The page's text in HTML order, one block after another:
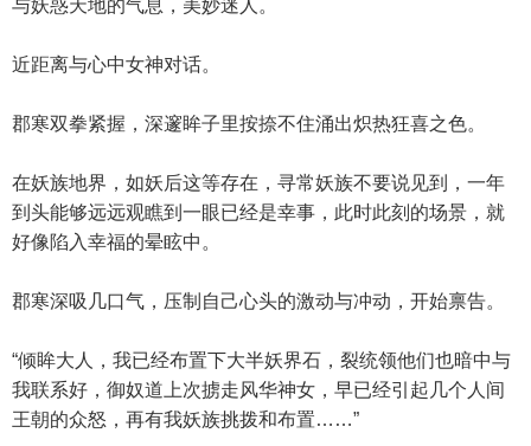
与妖惑天地的气息，美妙迷人。
近距离与心中女神对话。
郡寒双拳紧握，深邃眸子里按捺不住涌出炽热狂喜之色。
在妖族地界，如妖后这等存在，寻常妖族不要说见到，一年
到头能够远远观瞧到一眼已经是幸事，此时此刻的场景，就
好像陷入幸福的晕眩中。
郡寒深吸几口气，压制自己心头的激动与冲动，开始禀告。
“倾眸大人，我已经布置下大半妖界石，裂统领他们也暗中与
我联系好，御奴道上次掳走风华神女，早已经引起几个人间
王朝的众怒，再有我妖族挑拨和布置……”